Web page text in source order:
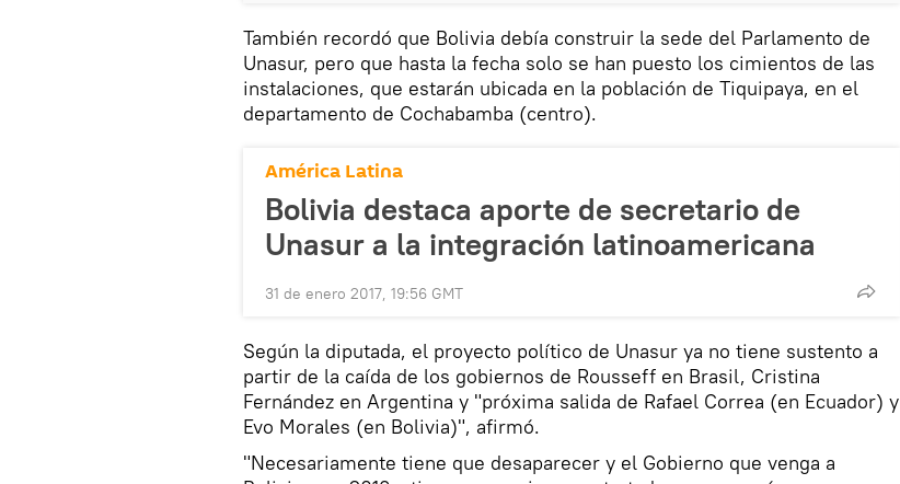
También recordó que Bolivia debía construir la sede del Parlamento de
Unasur, pero que hasta la fecha solo se han puesto los cimientos de las
instalaciones, que estarán ubicada en la población de Tiquipaya, en el
departamento de Cochabamba (centro).
América Latina
Bolivia destaca aporte de secretario de
Unasur a la integración latinoamericana
31 de enero 2017, 19:56 GMT
Según la diputada, el proyecto político de Unasur ya no tiene sustento a
partir de la caída de los gobiernos de Rousseff en Brasil, Cristina
Fernández en Argentina y "próxima salida de Rafael Correa (en Ecuador) y
Evo Morales (en Bolivia)", afirmó.
"Necesariamente tiene que desaparecer y el Gobierno que venga a